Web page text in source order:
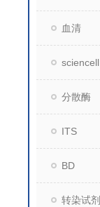
血清
sciencell
分散酶
ITS
BD
转染试剂